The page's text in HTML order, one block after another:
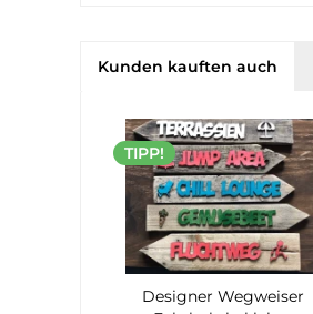
Kunden kauften auch
TIPP!
Designer Wegweiser